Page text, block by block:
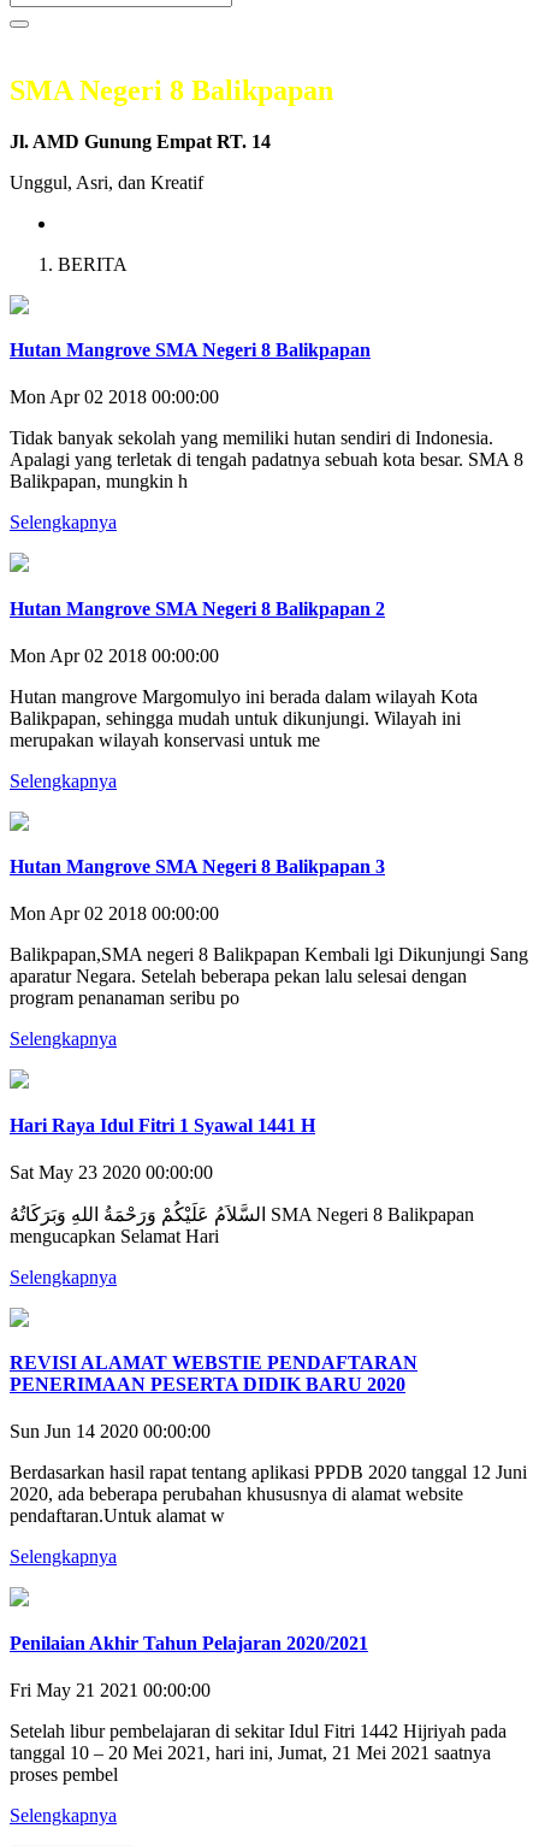
SMA Negeri 8 Balikpapan
Jl. AMD Gunung Empat RT. 14
Unggul, Asri, dan Kreatif
BERITA
Hutan Mangrove SMA Negeri 8 Balikpapan
Mon Apr 02 2018 00:00:00
Tidak banyak sekolah yang memiliki hutan sendiri di Indonesia.
Apalagi yang terletak di tengah padatnya sebuah kota besar. SMA 8
Balikpapan, mungkin h
Selengkapnya
Hutan Mangrove SMA Negeri 8 Balikpapan 2
Mon Apr 02 2018 00:00:00
Hutan mangrove Margomulyo ini berada dalam wilayah Kota
Balikpapan, sehingga mudah untuk dikunjungi. Wilayah ini
merupakan wilayah konservasi untuk me
Selengkapnya
Hutan Mangrove SMA Negeri 8 Balikpapan 3
Mon Apr 02 2018 00:00:00
Balikpapan,SMA negeri 8 Balikpapan Kembali lgi Dikunjungi Sang
aparatur Negara. Setelah beberapa pekan lalu selesai dengan
program penanaman seribu po
Selengkapnya
Hari Raya Idul Fitri 1 Syawal 1441 H
Sat May 23 2020 00:00:00
السَّلاَمُ عَلَيْكُمْ وَرَحْمَةُ اللهِ وَبَرَكَاتُهُ SMA Negeri 8 Balikpapan
mengucapkan Selamat Hari
Selengkapnya
REVISI ALAMAT WEBSTIE PENDAFTARAN
PENERIMAAN PESERTA DIDIK BARU 2020
Sun Jun 14 2020 00:00:00
Berdasarkan hasil rapat tentang aplikasi PPDB 2020 tanggal 12 Juni
2020, ada beberapa perubahan khususnya di alamat website
pendaftaran.Untuk alamat w
Selengkapnya
Penilaian Akhir Tahun Pelajaran 2020/2021
Fri May 21 2021 00:00:00
Setelah libur pembelajaran di sekitar Idul Fitri 1442 Hijriyah pada
tanggal 10 – 20 Mei 2021, hari ini, Jumat, 21 Mei 2021 saatnya
proses pembel
Selengkapnya